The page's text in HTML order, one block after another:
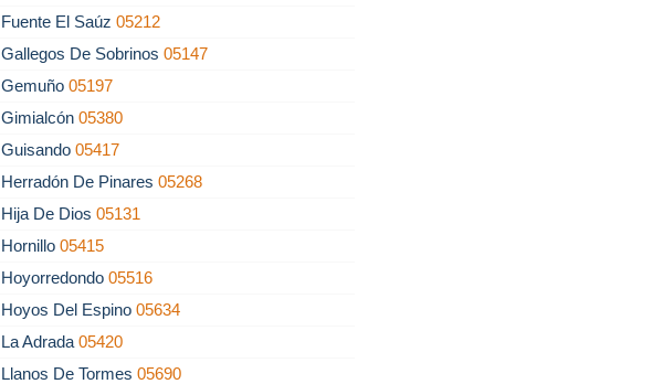
Fuente El Saúz05212
Gallegos De Sobrinos05147
Gemuño05197
Gimialcón05380
Guisando05417
Herradón De Pinares05268
Hija De Dios05131
Hornillo05415
Hoyorredondo05516
Hoyos Del Espino05634
La Adrada05420
Llanos De Tormes05690